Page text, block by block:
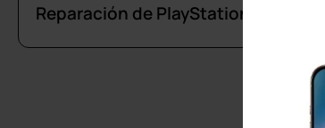
Reparación de PlayStation 5